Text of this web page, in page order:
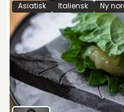
Asiatisk Italiensk Ny